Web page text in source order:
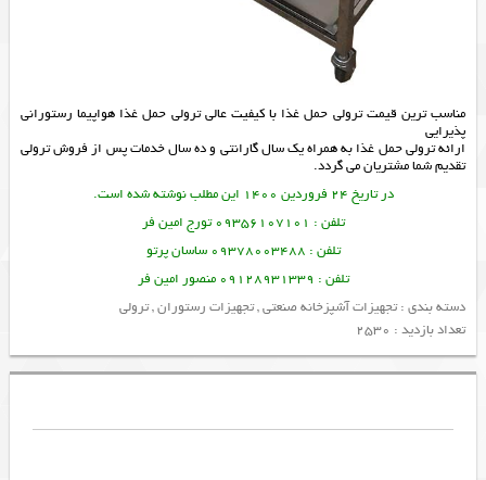
مناسب ترین قیمت ترولی حمل غذا با کیفیت عالی ترولی حمل غذا هواپیما رستورانی
پذیرایی
ارائهترولی حمل غذا به همراه یک سال گارانتی و ده سال خدمات پس از فروشترولی
تقدیم شما مشتریان می گردد.
در تاریخ 24 فروردین 1400 این مطلب نوشته شده است.
تلفن : 09356107101 تورج امین فر
تلفن : 09378003488 ساسان پرتو
تلفن : 09128931339 منصور امین فر
دسته بندی :تجهیزات آشپزخانه صنعتی,تجهیزات رستوران,ترولی
تعداد بازدید : 2530